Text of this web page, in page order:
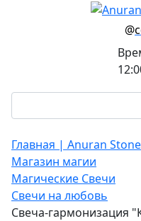
@
Главная | Anuran Stone
Магазин магии
Магические Свечи
Свечи на любовь
Свеча-гармонизация